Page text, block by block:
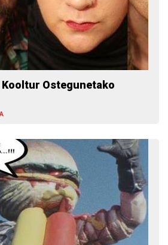
Kooltur Ostegunetako